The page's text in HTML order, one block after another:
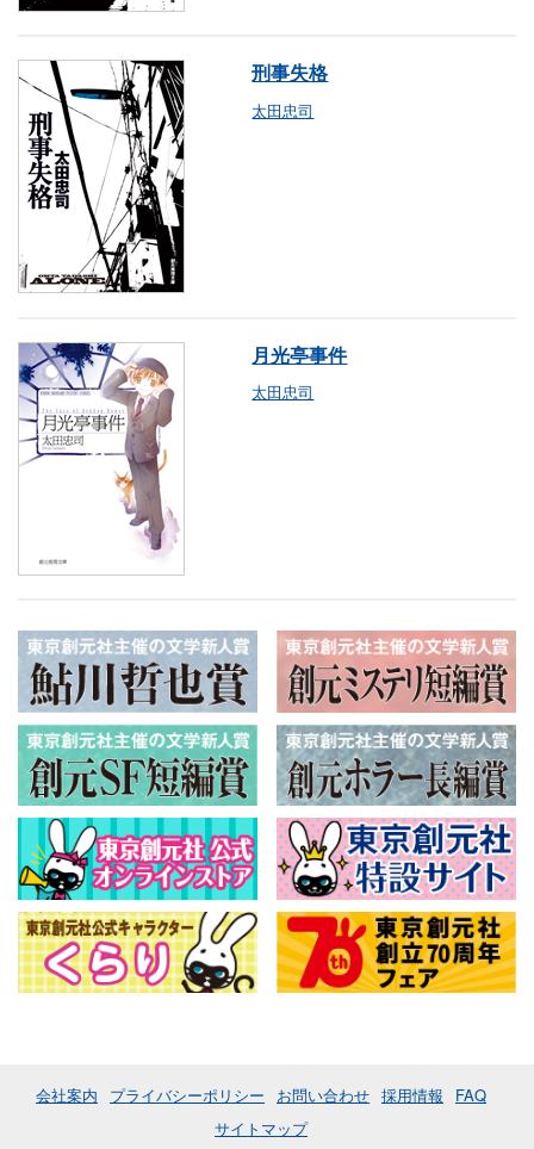
刑事失格
太田忠司
月光亭事件
太田忠司
会社案内 プライバシーポリシー お問い合わせ 採用情報
FAQ
サイトマップ